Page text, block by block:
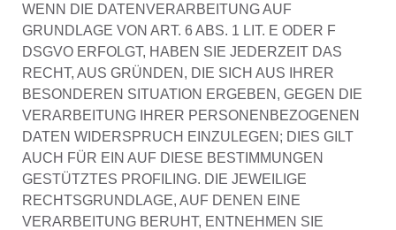
WENN DIE DATENVERARBEITUNG AUF
GRUNDLAGE VON ART. 6 ABS. 1 LIT. E ODER F
DSGVO ERFOLGT, HABEN SIE JEDERZEIT DAS
RECHT, AUS GRÜNDEN, DIE SICH AUS IHRER
BESONDEREN SITUATION ERGEBEN, GEGEN DIE
VERARBEITUNG IHRER PERSONENBEZOGENEN
DATEN WIDERSPRUCH EINZULEGEN; DIES GILT
AUCH FÜR EIN AUF DIESE BESTIMMUNGEN
GESTÜTZTES PROFILING. DIE JEWEILIGE
RECHTSGRUNDLAGE, AUF DENEN EINE
VERARBEITUNG BERUHT, ENTNEHMEN SIE